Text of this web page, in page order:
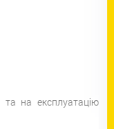
та на експлуатацію